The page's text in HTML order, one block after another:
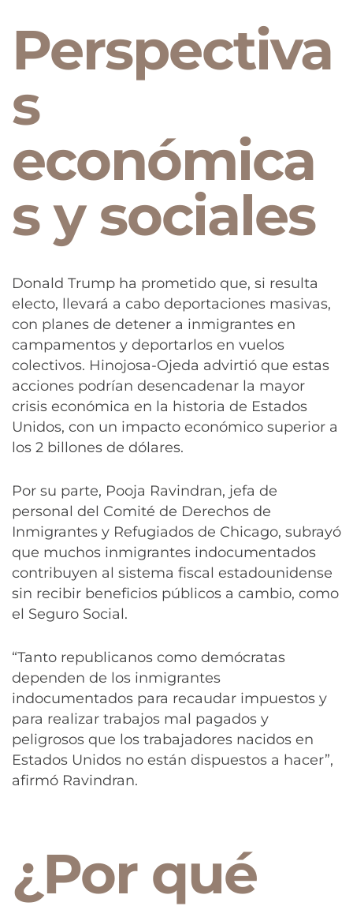
Perspectiva
s
económica
s y sociales
Donald Trump ha prometido que, si resulta
electo, llevará a cabo deportaciones masivas,
con planes de detener a inmigrantes en
campamentos y deportarlos en vuelos
colectivos. Hinojosa-Ojeda advirtió que estas
acciones podrían desencadenar la mayor
crisis económica en la historia de Estados
Unidos, con un impacto económico superior a
los 2 billones de dólares.
Por su parte, Pooja Ravindran, jefa de
personal del Comité de Derechos de
Inmigrantes y Refugiados de Chicago, subrayó
que muchos inmigrantes indocumentados
contribuyen al sistema fiscal estadounidense
sin recibir beneficios públicos a cambio, como
el Seguro Social.
“Tanto republicanos como demócratas
dependen de los inmigrantes
indocumentados para recaudar impuestos y
para realizar trabajos mal pagados y
peligrosos que los trabajadores nacidos en
Estados Unidos no están dispuestos a hacer”,
afirmó Ravindran.
¿Por qué